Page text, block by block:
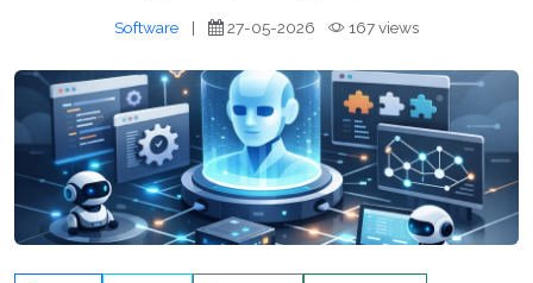
Software | 27-05-2026 167 views